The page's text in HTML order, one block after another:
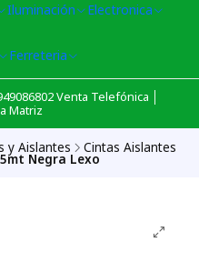
Iluminación Electronica
Ferreteria
Venta Telefónica │
Matriz
y Aislantes Cintas Aislantes
Negra Lexo